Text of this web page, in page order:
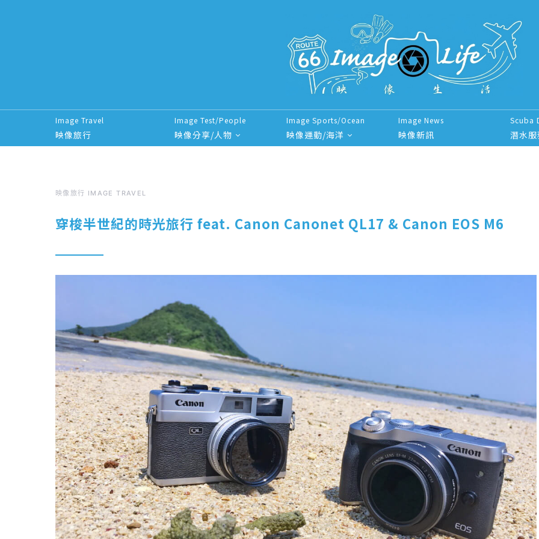
Image Travel
映像旅行
Image Test/People
映像分享/人物
Image Sports/Ocean
映像運動/海洋
Image News
映像新訊
Scuba
潛水
Search for:
映像旅行 IMAGE TRAVEL
穿梭半世紀的時光旅行 feat. Canon Canonet QL17 & Canon EOS M6